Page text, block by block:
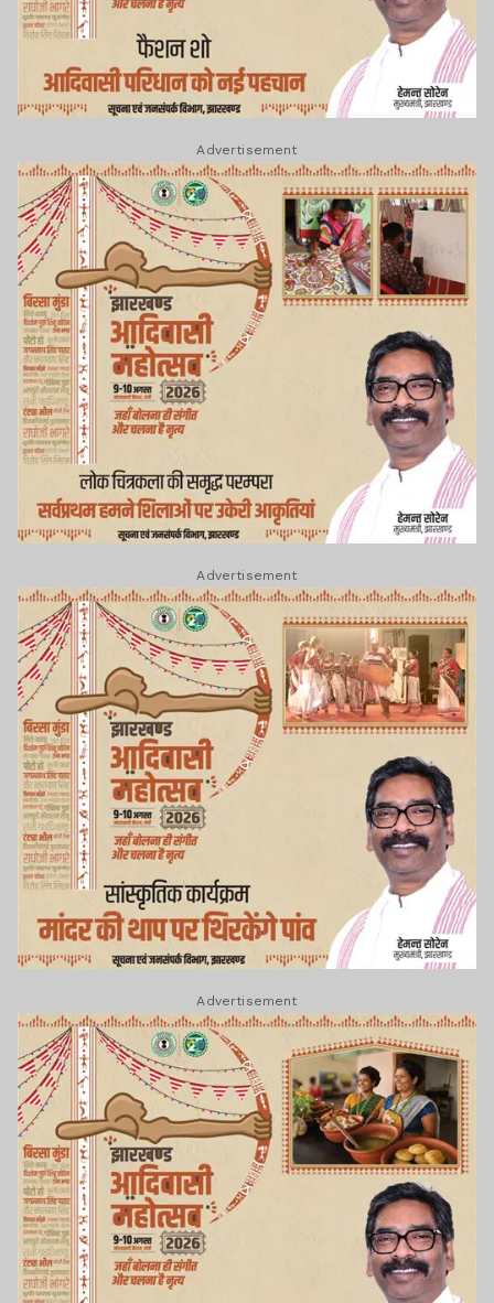
Advertisement
Advertisement
Advertisement